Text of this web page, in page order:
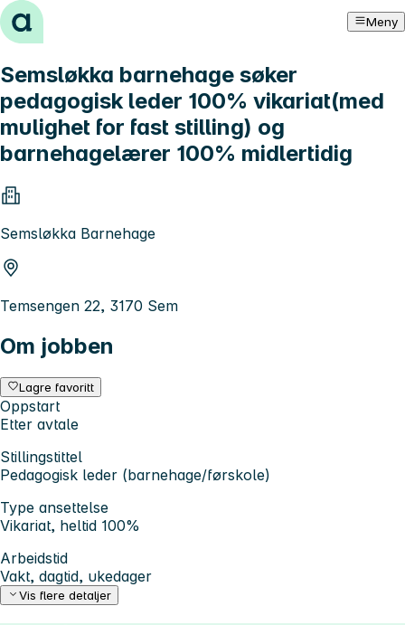
Hopp til innhold Meny
Semsløkka barnehage søker
pedagogisk leder 100% vikariat(med
mulighet for fast stilling) og
barnehagelærer 100% midlertidig
Semsløkka Barnehage
Temsengen 22, 3170 Sem
Om jobben
Lagre favoritt
Oppstart
Etter avtale
Stillingstittel
Pedagogisk leder (barnehage/førskole)
Type ansettelse
Vikariat, heltid 100%
Arbeidstid
Vakt, dagtid, ukedager
Vis flere detaljer